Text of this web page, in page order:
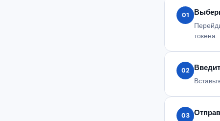
01
токена.
02
03